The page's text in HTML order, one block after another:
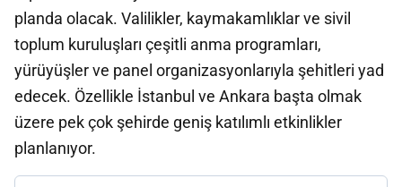
planda olacak. Valilikler, kaymakamlıklar ve sivil
toplum kuruluşları çeşitli anma programları,
yürüyüşler ve panel organizasyonlarıyla şehitleri yad
edecek. Özellikle İstanbul ve Ankara başta olmak
üzere pek çok şehirde geniş katılımlı etkinlikler
planlanıyor.